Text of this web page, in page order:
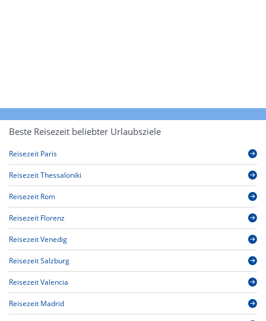
Beste Reisezeit beliebter Urlaubsziele
Reisezeit Paris
Reisezeit Thessaloniki
Reisezeit Rom
Reisezeit Florenz
Reisezeit Venedig
Reisezeit Salzburg
Reisezeit Valencia
Reisezeit Madrid